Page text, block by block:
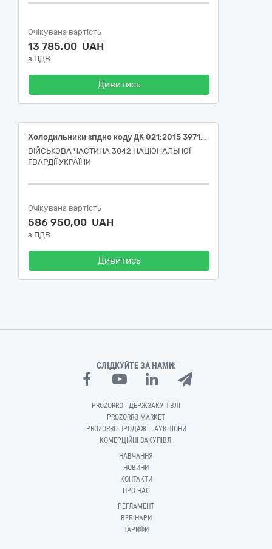
Очікувана вартість
13 785,00 UAH
з ПДВ
Дивитись
Холодильники згідно коду ДК 021:2015 39710000-2 – «Електричні побутові прилади»
ВІЙСЬКОВА ЧАСТИНА 3042 НАЦІОНАЛЬНОЇ
ГВАРДІЇ УКРАЇНИ
Очікувана вартість
586 950,00 UAH
з ПДВ
Дивитись
СЛІДКУЙТЕ ЗА НАМИ:
PROZORRO - ДЕРЖЗАКУПІВЛІ
PROZORRO MARKET
PROZORRO.ПРОДАЖІ - АУКЦІОНИ
КОМЕРЦІЙНІ ЗАКУПІВЛІ
НАВЧАННЯ
НОВИНИ
КОНТАКТИ
ПРО НАС
РЕГЛАМЕНТ
ВЕБІНАРИ
ТАРИФИ